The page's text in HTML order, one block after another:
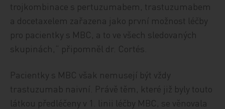
trojkombinace s pertuzumabem, trastuzumabem
a docetaxelem zařazena jako první možnost léčby
pro pacientky s MBC, a to ve všech sledovaných
skupinách,“ připomněl dr. Cortés.
Pacientky s MBC však nemusejí být vždy
trastuzumab naivní. Právě těm, které již byly touto
látkou předléčeny v 1. linii léčby MBC, se věnovala